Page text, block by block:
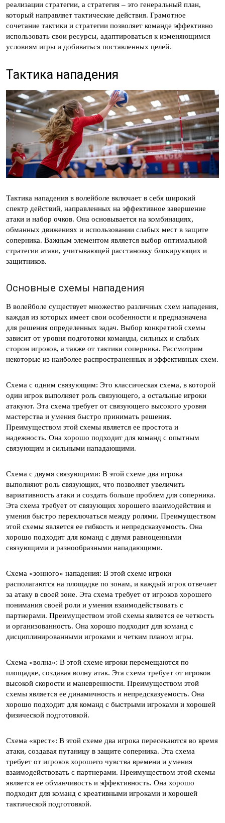
реализации стратегии, а стратегия – это генеральный план,
который направляет тактические действия. Грамотное
сочетание тактики и стратегии позволяет команде эффективно
использовать свои ресурсы, адаптироваться к изменяющимся
условиям игры и добиваться поставленных целей.
Тактика нападения
Тактика нападения в волейболе включает в себя широкий
спектр действий, направленных на эффективное завершение
атаки и набор очков. Она основывается на комбинациях,
обманных движениях и использовании слабых мест в защите
соперника. Важным элементом является выбор оптимальной
стратегии атаки, учитывающей расстановку блокирующих и
защитников.
Основные схемы нападения
В волейболе существует множество различных схем нападения,
каждая из которых имеет свои особенности и предназначена
для решения определенных задач. Выбор конкретной схемы
зависит от уровня подготовки команды, сильных и слабых
сторон игроков, а также от тактики соперника. Рассмотрим
некоторые из наиболее распространенных и эффективных схем.
Схема с одним связующим: Это классическая схема, в которой
один игрок выполняет роль связующего, а остальные игроки
атакуют. Эта схема требует от связующего высокого уровня
мастерства и умения быстро принимать решения.
Преимуществом этой схемы является ее простота и
надежность. Она хорошо подходит для команд с опытным
связующим и сильными нападающими.
Схема с двумя связующими: В этой схеме два игрока
выполняют роль связующих, что позволяет увеличить
вариативность атаки и создать больше проблем для соперника.
Эта схема требует от связующих хорошего взаимодействия и
умения быстро переключаться между ролями. Преимуществом
этой схемы является ее гибкость и непредсказуемость. Она
хорошо подходит для команд с двумя равноценными
связующими и разнообразными нападающими.
Схема «зонного» нападения: В этой схеме игроки
располагаются на площадке по зонам, и каждый игрок отвечает
за атаку в своей зоне. Эта схема требует от игроков хорошего
понимания своей роли и умения взаимодействовать с
партнерами. Преимуществом этой схемы является ее четкость
и организованность. Она хорошо подходит для команд с
дисциплинированными игроками и четким планом игры.
Схема «волна»: В этой схеме игроки перемещаются по
площадке, создавая волну атак. Эта схема требует от игроков
высокой скорости и маневренности. Преимуществом этой
схемы является ее динамичность и непредсказуемость. Она
хорошо подходит для команд с быстрыми игроками и хорошей
физической подготовкой.
Схема «крест»: В этой схеме два игрока пересекаются во время
атаки, создавая путаницу в защите соперника. Эта схема
требует от игроков хорошего чувства времени и умения
взаимодействовать с партнерами. Преимуществом этой схемы
является ее обманчивость и эффективность. Она хорошо
подходит для команд с креативными игроками и хорошей
тактической подготовкой.